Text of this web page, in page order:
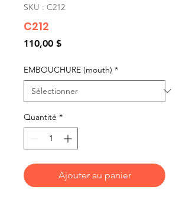
SKU : C212
C212
110,00 $Prix
EMBOUCHURE (mouth) *
Quantité *
Ajouter au panier